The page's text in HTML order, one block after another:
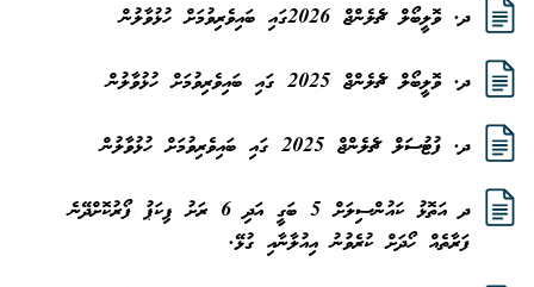
ދ. ވޮލީބޯލް ޗެލެންޖް 2026ގައި ބައިވެރިވުމަށް ހުޅުވާލުން
ދ. ވޮލީބޯލް ޗެލެންޖް 2025 ގައި ބައިވެރިވުމަށް ހުޅުވާލުން
ދ. ފުޓުސަލް ޗެލެންޖް 2025 ގައި ބައިވެރިވުމަށް ހުޅުވާލުން
ދ އަތޮޅު ކައުންސިލަށް 5 ބަގީ އަދި 6 ރަށު ޕިކަޕު ފޯރުކޮށްދޭނެ
ފަރާތެއް ހޯދަށް ކުރެވުނު އިއުލާނާއި ގުޅޭ.